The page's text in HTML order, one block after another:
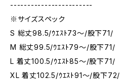
------------------------
※サイズスペック
S 総丈98.5/ｳｴｽﾄ73～/股下71/
M 総丈99.5/ｳｴｽﾄ79～/股下71/
L 着丈100.5/ｳｴｽﾄ85～/股下71/
XL 着丈102.5/ｳｴｽﾄ91～/股下72/